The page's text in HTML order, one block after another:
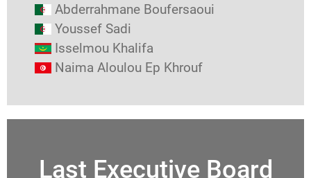
Abderrahmane Boufersaoui
Youssef Sadi
Isselmou Khalifa
Naima Aloulou Ep Khrouf
Last Executive Board